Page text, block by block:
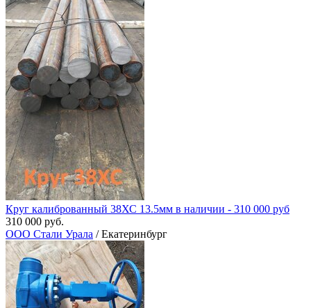
Круг калиброванный 38ХС 13.5мм в наличии - 310 000 руб
310 000 руб.
ООО Стали Урала / Екатеринбург